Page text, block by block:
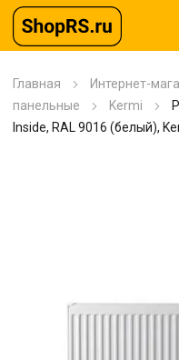
Главная Интернет-
панельные
Kermi
Inside, RAL 9016 (белый),